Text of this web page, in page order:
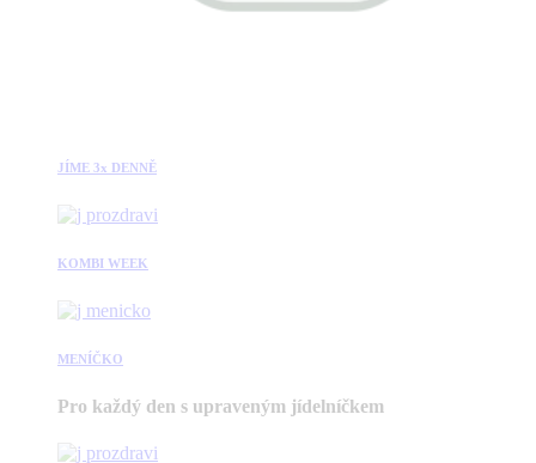
JÍME 3x DENNĚ
KOMBI WEEK
MENÍČKO
Pro každý den s upraveným jídelníčkem